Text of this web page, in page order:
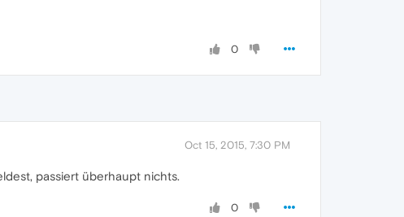
0
Oct 15, 2015, 7:30 PM
passiert überhaupt nichts.
0